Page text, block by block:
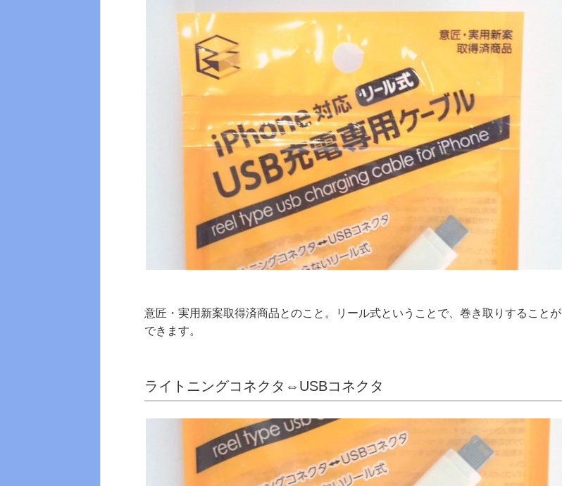
意匠・実用新案取得済商品とのこと。リール式ということで、巻き取りすることが
できます。
ライトニングコネクタ⇔USBコネクタ